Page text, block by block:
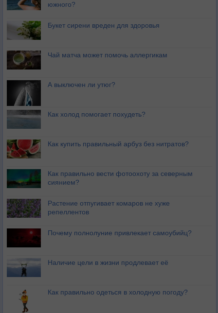
южного?
Букет сирени вреден для здоровья
Чай матча может помочь аллергикам
А выключен ли утюг?
Как холод помогает похудеть?
Как купить правильный арбуз без нитратов?
Как правильно вести фотоохоту за северным
сиянием?
Растение отпугивает комаров не хуже
репеллентов
Почему полнолуние привлекает самоубийц?
Наличие цели в жизни продлевает её
Как правильно одеться в холодную погоду?